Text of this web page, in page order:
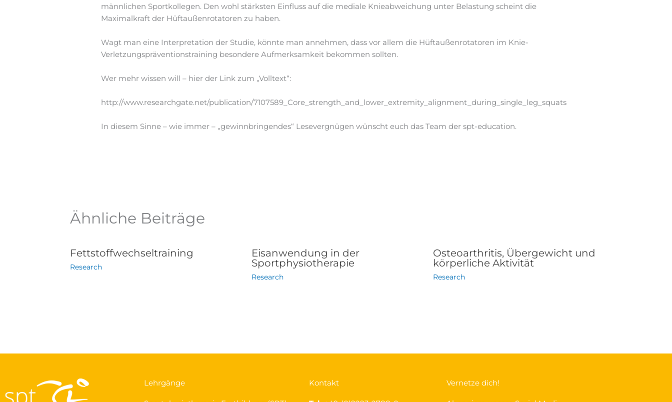
männlichen Sportkollegen. Den wohl stärksten Einfluss auf die mediale Knieabweichung unter Belastung scheint die
Maximalkraft der Hüftaußenrotatoren zu haben.
Wagt man eine Interpretation der Studie, könnte man annehmen, dass vor allem die Hüftaußenrotatoren im Knie-
Verletzungspräventionstraining besondere Aufmerksamkeit bekommen sollten.
Wer mehr wissen will – hier der Link zum „Volltext“:
http://www.researchgate.net/publication/7107589_Core_strength_and_lower_extremity_alignment_during_single_leg_squats
In diesem Sinne – wie immer – „gewinnbringendes“ Lesevergnügen wünscht euch das Team der spt-education.
Ähnliche Beiträge
Fettstoffwechseltraining
Research
Eisanwendung in der
Sportphysiotherapie
Research
Osteoarthritis, Übergewicht und
körperliche Aktivität
Research
Lehrgänge Kontakt Vernetze dich!